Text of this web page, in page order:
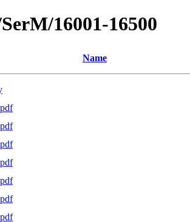
16001-16500
Name